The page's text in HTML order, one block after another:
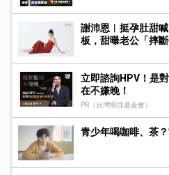
謝沛恩︱挺孕肚甜
板，甜曝老公「摔
立即諮詢HPV！是
在不嫌晚！
PR（台灣癌症基金會）
青少年喝咖啡、茶